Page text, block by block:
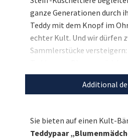
ganze Generationen durch
Teddy mit dem Knopf im
echter Kult. Und wir dürfen
Sammlerstücke
Teddypaar
aus dem Jahr 1985. Eine
die es sich zu bieten lohnt!
einzigartige Auktionenfür
Additional
Sie bieten auf einen Kult-
Teddypaar